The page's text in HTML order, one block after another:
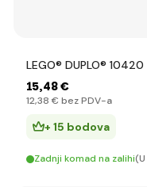
LEGO® DUPLO®
15,48 €
12,38 € bez PDV-a
+ 15 bodova
Zadnji komad na zalihi